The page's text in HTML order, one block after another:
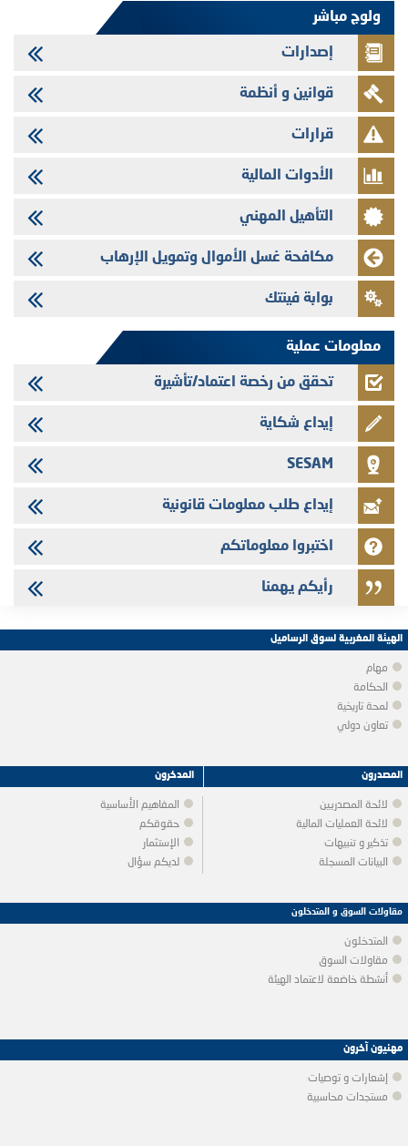
وفابايل - التحيين السنوي لملف المعلومات المتعلق ببرنامج إصدار سندات
شركات التمويل
29/07/2026
تهنئة بمناسبة عيد العرش المجيد
29/07/2026
تنشر الهيئة المغربية لسوق الرساميل العدد الرابع عشر من مجلة سوق الرساميل
28/07/2026
Med Paper - تجاوز حد المساهمة 5%
24/07/2026
سندات شركات التمويل
24/07/2026
Jaida - التحيين السنوي لملف المعلومات المتعلق ببرنامج إصدار سندات
ولوج مباشر
إصدارات
قوانين و أنظمة
قرارات
الأدوات المالية
التأهيل المهني
مكافحة غسل الأموال وتمويل الإرهاب
بوابة فينتك
معلومات عملية
تحقق من رخصة اعتماد/تأشيرة
إيداع شكاية
SESAM
إيداع طلب معلومات قانونية
اختبروا معلوماتكم
رأيكم يهمنا
الهيئة المغربية لسوق الرساميل
مهام
الحكامة
لمحة تاريخية
تعاون دولي
المدخرون
المفاهيم الأساسية
حقوقكم
الإستثمار
لديكم سؤال
المصدرون
لائحة المصدريين
لائحة العمليات المالية
تذكير و تنبيهات
البيانات المسجلة
مقاولات السوق و المتدخلون
المتدخلون
مقاولات السوق
أنشطة خاضعة لاعتماد الهيئة
مهنيون آخرون
إشعارات و توصيات
مستجدات محاسبية